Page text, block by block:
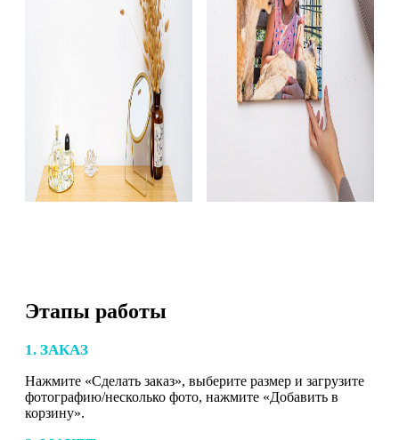
Этапы работы
1. ЗАКАЗ
Нажмите «Сделать заказ», выберите размер и загрузите
фотографию/несколько фото, нажмите «Добавить в
корзину».